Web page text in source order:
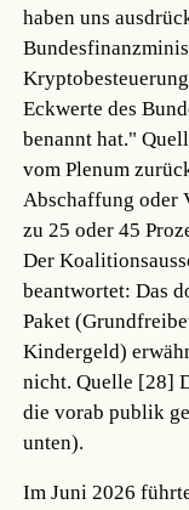
haben uns
Eckwerte des
benannt hat."
vom Plenum
Abschaffung oder
zu 25 oder 45
Der
beantwortet: Das
Paket
Kindergeld)
nicht.Quelle [28]
die vorab publik
unten).
Im Juni 2026